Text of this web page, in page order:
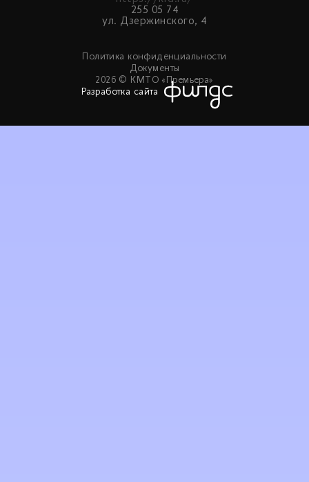
255 05 74
ул. Дзержинского, 4
Политика конфиденциальности
Документы
2026 © КМТО «Премьера»
Разработка сайта